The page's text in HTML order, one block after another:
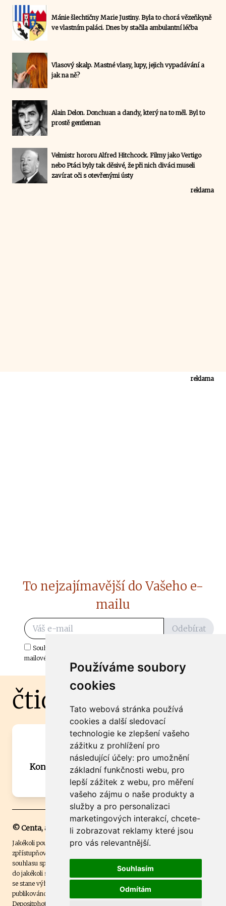
Používáme soubory
cookies
Tato webová stránka používá
cookies a další sledovací
technologie ke zlepšení vašeho
zážitku z prohlížení pro
následující účely: pro umožnění
základní funkčnosti webu, pro
lepší zážitek z webu, pro měření
vašeho zájmu o naše produkty a
služby a pro personalizaci
marketingových interakcí, chcete-
li zobrazovat reklamy které jsou
pro vás relevantnější.
Souhlasím
Odmítám
Mánie šlechtičny Marie Justiny. Byla to chorá vězeňkyně
ve vlastním paláci. Dnes by stačila ambulantní léčba
Vlasový skalp. Mastné vlasy, lupy, jejich vypadávání a
jak na ně?
Alain Delon. Donchuan a dandy, který na to měl. Byl to
prostě gentleman
Velmistr hororu Alfred Hitchcock. Filmy jako Vertigo
nebo Ptáci byly tak děsivé, že při nich diváci museli
zavírat oči s otevřenými ústy
reklama
reklama
To nejzajímavější do Vašeho e-
mailu
Odebírat
Souhlasím s odběrem důležitých zpráv ze ČtiDoma.cz do mé e-
mailové schránky.
čtidoma.cz
Máte zajímavou informaci? Chcete
spolupracovat?
Kontaktujte šéfredaktora Martina Chalupu:
chalupa@ctidoma.cz
© Centa, a.s.
Jakékoli použití obsahu včetně převzetí, šíření či dalšího užití a
zpřístupňování textových či obrazových materiálů bez písemného
souhlasu společnosti Centa,a.s. je zakázáno. Čtenář svým přihlášením
do jakékoli soutěže na našem webu dává souhlas s tím, že v případě, že
se stane výhercem této soutěže, může být jeho jméno na webu
publikováno. Centa, a.s. využívala licenci ČTK a využívá fotografie z
Depositphotos